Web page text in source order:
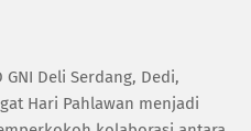
Deli Serdang, Dedi,
Hari Pahlawan menjadi